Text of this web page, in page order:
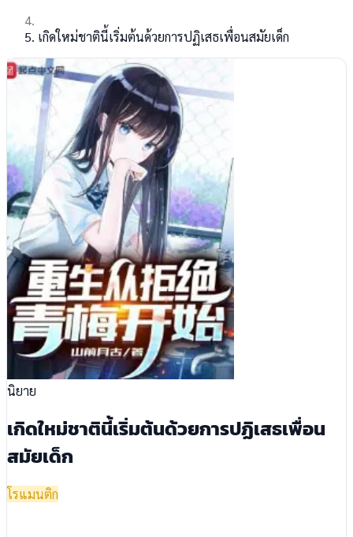
เกิดใหม่ชาตินี้เริ่มต้นด้วยการปฏิเสธเพื่อนสมัยเด็ก
นิยาย
เกิดใหม่ชาตินี้เริ่มต้นด้วยการปฏิเสธเพื่อน
สมัยเด็ก
โรแมนติก